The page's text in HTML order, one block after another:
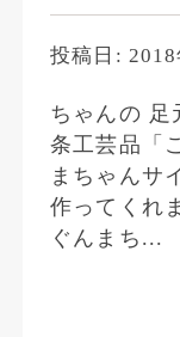
投稿日: 2018
ちゃんの 足
条工芸品「
まちゃんサ
作ってくれ
ぐんまち...